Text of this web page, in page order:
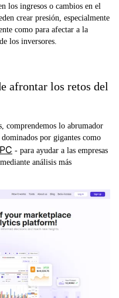
los ingresos o cambios en el
crear presión, especialmente
como para afectar a la
los inversores.
afrontar los retos del
comprendemos lo abrumador
por gigantes como
- para ayudar a las empresas
análisis más